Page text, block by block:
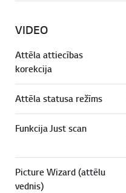
VIDEO
Attēla attiecības
korekcija
Attēla statusa režīms
Funkcija Just scan
Picture Wizard (attēlu
vednis)